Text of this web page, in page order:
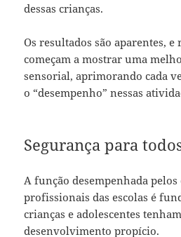
dessas crianças.
Os resultados são aparentes, e
começam a mostrar uma
sensorial, aprimorando cada
o “desempenho” nessas
Segurança para
A função desempenhada pelos
profissionais das escolas é
crianças e adolescentes
desenvolvimento propício.